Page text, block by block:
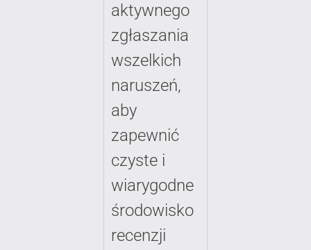
aktywnego
zgłaszania
wszelkich
naruszeń,
aby
zapewnić
czyste i
wiarygodne
środowisko
recenzji